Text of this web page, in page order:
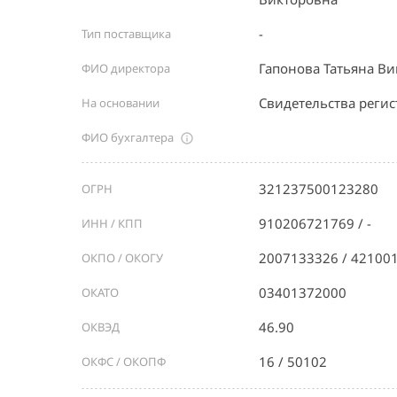
Тип поставщика -
ФИО директора Гапонова Татьяна
На основании Свидетельства
ФИО бухгалтера
ОГРН 321237500123280
ИНН / КПП 910206721769 / -
ОКПО / ОКОГУ 2007133326 /
ОКАТО 03401372000
ОКВЭД 46.90
ОКФС / ОКОПФ 16 / 50102